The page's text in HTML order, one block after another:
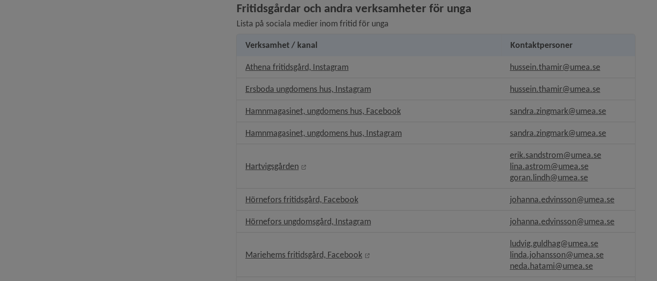
Fritidsgårdar och andra verksamheter för unga
Lista på sociala medier inom fritid för unga
Verksamhet / kanal
Kontaktpersoner
Athena fritidsgård, InstagramLänk till annan webbplats. hussein.thamir@umea.se
Ersboda ungdomens hus, InstagramLänk till annan webbplats. hussein.thamir@umea.se
Hamnmagasinet, ungdomens hus, FacebookLänk till annan webbplats. sandra.zingmark@umea.se
Hamnmagasinet, ungdomens hus, InstagramLänk till annan webbplats. sandra.zingmark@umea.se
Hartvigsgården Länk till annan webbplats, öppnas i nytt fönster.
erik.sandstrom@umea.se
lina.astrom@umea.se
goran.lindh@umea.se
Hörnefors fritidsgård, FacebookLänk till annan webbplats. johanna.edvinsson@umea.se
Hörnefors ungdomsgård, InstagramLänk till annan webbplats. johanna.edvinsson@umea.se
Mariehems fritidsgård, Facebook Länk till annan webbplats, öppnas i nytt fönster.
ludvig.guldhag@umea.se
linda.johansson@umea.se
neda.hatami@umea.se